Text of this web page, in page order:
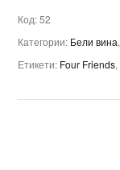
Код:52
Категории: Бели вина,
Етикети: Four Friends,